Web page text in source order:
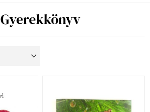
Gyerekkönyv